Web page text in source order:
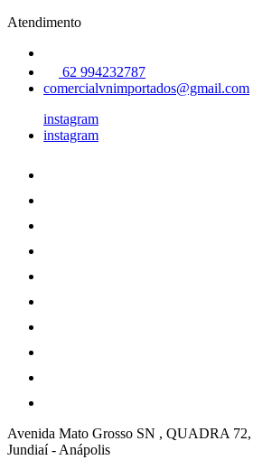
Atendimento
62 994232787
comercialvnimportados@gmail.com
instagram
instagram
Avenida Mato Grosso SN , QUADRA
Jundiaí - Anápolis